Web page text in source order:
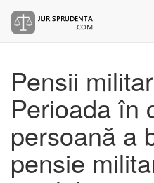
Pensii
Perioada în
persoană a
pensie